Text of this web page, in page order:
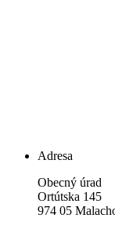
Adresa
Obecný úrad
Ortútska 145
974 05